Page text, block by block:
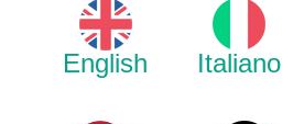
English Italiano